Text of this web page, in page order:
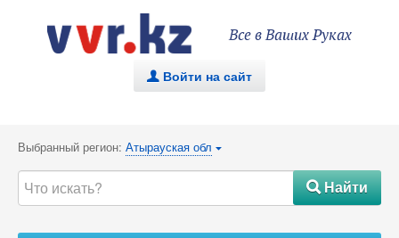
Все в Ваших Руках
. Войти на сайт
Выбранный регион: Атырауская обл {
#Найти